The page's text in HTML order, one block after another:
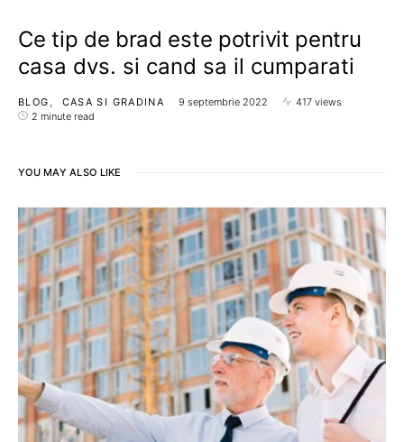
Ce tip de brad este potrivit pentru
casa dvs. si cand sa il cumparati
BLOG CASA SI GRADINA 9 septembrie 2022
417 views
2 minute read
YOU MAY ALSO LIKE